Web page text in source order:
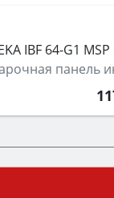
IBF 64-G1
панель